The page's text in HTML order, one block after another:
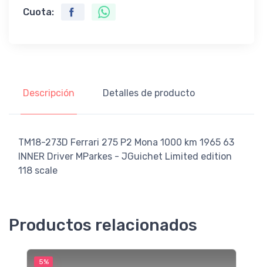
Cuota:
Descripción Detalles de producto
TM18-273D Ferrari 275 P2 Mona 1000 km 1965 63
INNER Driver MParkes - JGuichet Limited edition
118 scale
Productos relacionados
5%